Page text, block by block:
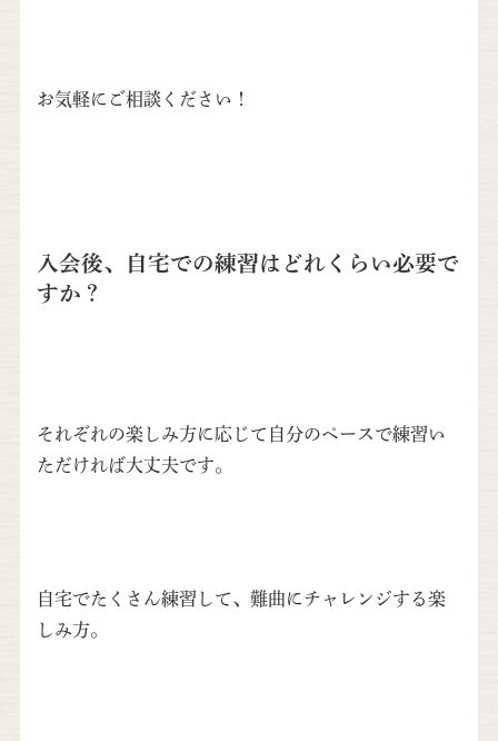
お気軽にご相談ください！
入会後、自宅での練習はどれくらい必要で
すか？
それぞれの楽しみ方に応じて自分のペースで練習い
ただければ大丈夫です。
自宅でたくさん練習して、難曲にチャレンジする楽
しみ方。